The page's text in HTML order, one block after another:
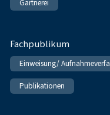
Gärtnerei
Fachpublikum
Einweisung/
Publikationen